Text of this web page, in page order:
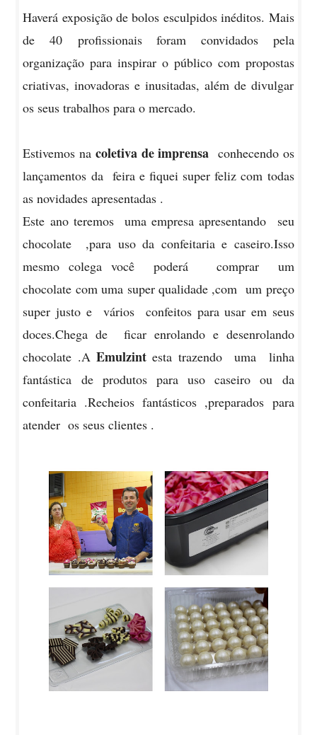
Haverá exposição de bolos esculpidos inéditos. Mais
de 40 profissionais foram convidados pela
organização para inspirar o público com propostas
criativas, inovadoras e inusitadas, além de divulgar
os seus trabalhos para o mercado.
Estivemos na coletiva de imprensa conhecendo os
lançamentos da feira e fiquei super feliz com todas
as novidades apresentadas .
Este ano teremos uma empresa apresentando seu
chocolate ,para uso da confeitaria e caseiro.Isso
mesmo colega você poderá comprar um
chocolate com uma super qualidade ,com um preço
super justo e vários confeitos para usar em seus
doces.Chega de ficar enrolando e desenrolando
chocolate .A Emulzint esta trazendo uma linha
fantástica de produtos para uso caseiro ou da
confeitaria .Recheios fantásticos ,preparados para
atender os seus clientes .